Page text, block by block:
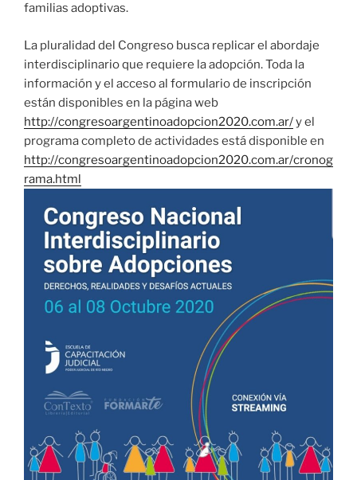
familias adoptivas.
La pluralidad del Congreso busca replicar el abordaje
interdisciplinario que requiere la adopción. Toda la
información y el acceso al formulario de inscripción
están disponibles en la página web
http://congresoargentinoadopcion2020.com.ar/y el
programa completo de actividades está disponible en
http://congresoargentinoadopcion2020.com.ar/cronog
rama.html